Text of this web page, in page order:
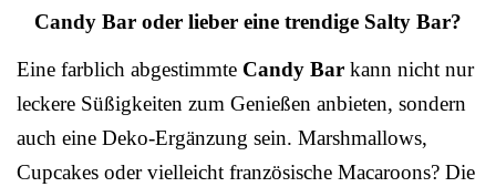
Candy Bar oder lieber eine trendige Salty Bar?
Eine farblich abgestimmte Candy Bar kann nicht nur
leckere Süßigkeiten zum Genießen anbieten, sondern
auch eine Deko-Ergänzung sein. Marshmallows,
Cupcakes oder vielleicht französische Macaroons? Die